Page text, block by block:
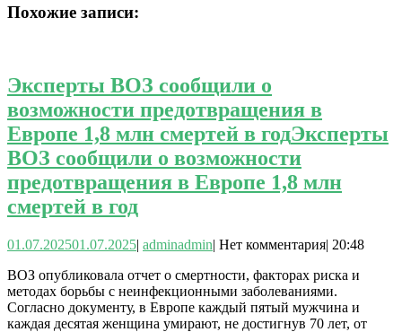
Похожие записи:
Эксперты ВОЗ сообщили о
возможности предотвращения в
Европе 1,8 млн смертей в годЭксперты
ВОЗ сообщили о возможности
предотвращения в Европе 1,8 млн
смертей в год
01.07.202501.07.2025| adminadmin| Нет комментария| 20:48
ВОЗ опубликовала отчет о смертности, факторах риска и
методах борьбы с неинфекционными заболеваниями.
Согласно документу, в Европе каждый пятый мужчина и
каждая десятая женщина умирают, не достигнув 70 лет, от